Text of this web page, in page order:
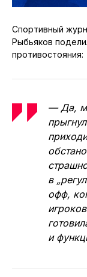
Спортивный
Рыбьяков
противостояния:
— Да,
в
офф,
и